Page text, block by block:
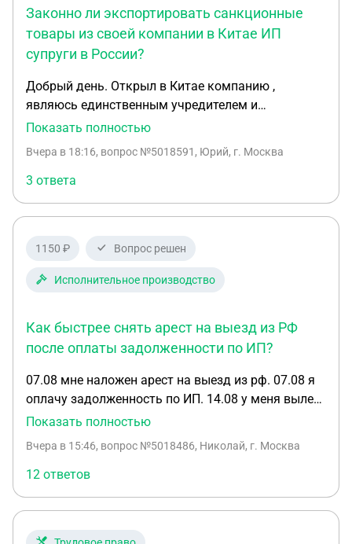
Законно ли экспортировать санкционные
товары из своей компании в Китае ИП
супруги в России?
Добрый день. Открыл в Китае компанию ,
являюсь единственным учредителем и
генеральным директором, экспортировать
невозможно закупать напрямую с Российской
компании из за санкций. Основным покупателем
продукции будет моя жена зарегистрированная
как ИП, фамилия у нас одинаковая Вопрос-не
законодательства , так как являемся мужем и
женой. Сведения в налоговую о том что я открыл
Показать полностью
Вчера в 18:16, вопрос №5018591, Юрий, г. Москва
3 ответа
1150 ₽ Вопрос решен
Исполнительное производство
Как быстрее снять арест на выезд из РФ
после оплаты задолженности по ИП?
07.08 мне наложен арест на выезд из рф. 07.08 я
оплачу задолженность по ИП. 14.08 у меня вылет
из страны в отпуск. Вопрос где и как лучше
быстро смогли снять арест на выезд из страны?
Показать полностью
Вчера в 15:46, вопрос №5018486, Николай, г. Москва
12 ответов